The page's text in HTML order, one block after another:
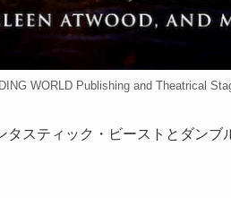
WORLD Publishing and Theatrical
スティック・ビーストとダン